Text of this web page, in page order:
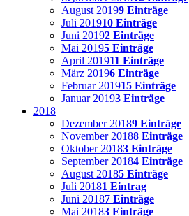
August 20199 Einträge
Juli 201910 Einträge
Juni 20192 Einträge
Mai 20195 Einträge
April 201911 Einträge
März 20196 Einträge
Februar 201915 Einträge
Januar 20193 Einträge
2018
Dezember 20189 Einträge
November 20188 Einträge
Oktober 20183 Einträge
September 20184 Einträge
August 20185 Einträge
Juli 20181 Eintrag
Juni 20187 Einträge
Mai 20183 Einträge